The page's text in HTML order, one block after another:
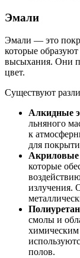
Эмали
Эмали — это
которые
высыхания. Они
цвет.
Существуют
Алкидные
льняного
к
для
Акриловые
которые
излучения.
смолы и
полов.